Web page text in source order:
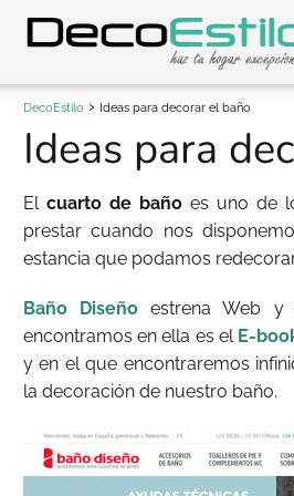
DecoEstilo Ideas para decorar el baño
Ideas para
Elcuarto de baño es uno de
prestar cuando nos
estancia que podamos
Baño Diseño estrena Web y
encontramos en ella es el E-
y en el que encontraremos
la decoración de nuestro baño.